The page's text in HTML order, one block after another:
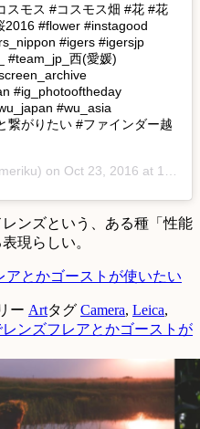
スモス #コスモス畑 #花 #花
2016 #flower #instagood
#igers #igersjp
#team_jp_西(愛媛)
#ig_photooftheday
#wu_asia
繋がりたい #ファインダー越
on Oct 23, 2016 at 1:07am PDT
ンズという、ある種「性能
現らしい。
アとかゴーストが使いたい
ー Artタグ Camera, Leica,
レンズフレアとかゴーストが